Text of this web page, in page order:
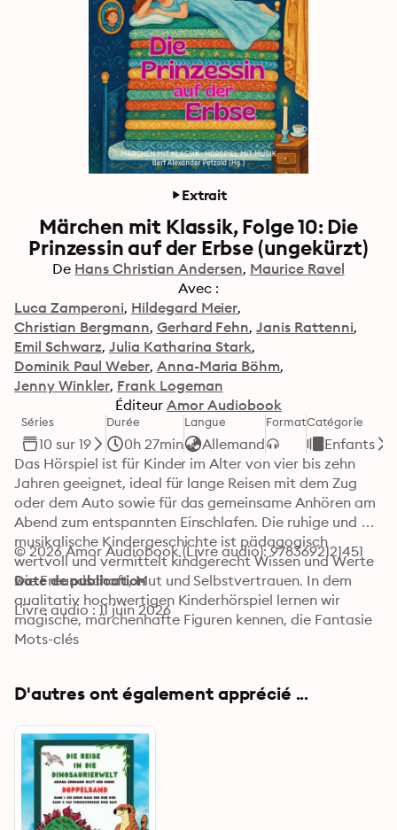
Extrait
Märchen mit Klassik, Folge 10: Die
Prinzessin auf der Erbse (ungekürzt)
De Hans Christian Andersen Maurice Ravel
Avec :
Luca Zamperoni Hildegard Meier
Christian Bergmann Gerhard Fehn Janis Rattenni
Emil Schwarz Julia Katharina Stark
Dominik Paul Weber Anna-Maria Böhm
Jenny Winkler Frank Logeman
Éditeur Amor Audiobook
Séries
10 sur 19
Durée
0h 27min
Langue
Allemand
FormatCatégorie
Enfants
Das Hörspiel ist für Kinder im Alter von vier bis zehn
Jahren geeignet, ideal für lange Reisen mit dem Zug
oder dem Auto sowie für das gemeinsame Anhören am
Abend zum entspannten Einschlafen. Die ruhige und
musikalische Kindergeschichte ist pädagogisch
wertvoll und vermittelt kindgerecht Wissen und Werte
wie Freundschaft, Mut und Selbstvertrauen. In dem
qualitativ hochwertigen Kinderhörspiel lernen wir
magische, märchenhafte Figuren kennen, die Fantasie
und Kreativität fördern. Im kindgerechten Hörspiel
Andersen auf die träumerische Musik von Erik Satie. Ein
Stadt und versucht, ihre Schwefelhölzer zu verkaufen.
Jede leuchtende Flamme schenkt ihr warme, tröstliche
Bilder voller Licht, Geborgenheit und Hoffnung.
© 2026 Amor Audiobook (Livre audio): 9783692121451
Date de publication
Livre audio : 11 juin 2026
Mots-clés
D'autres ont également apprécié ...